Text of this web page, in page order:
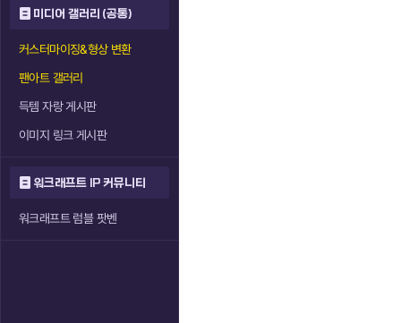
미디어 갤러리 (공통)
커스터마이징&형상 변환
팬아트 갤러리
득템 자랑 게시판
이미지 링크 게시판
워크래프트 IP 커뮤니티
워크래프트 럼블 팟벤